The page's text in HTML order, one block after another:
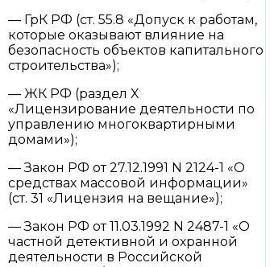
— ГрК РФ (ст. 55.8 «Допуск к работам,
которые оказывают влияние на
безопасность объектов капитального
строительства»);
— ЖК РФ (раздел X
«Лицензирование деятельности по
управлению многоквартирными
домами»);
— Закон РФ от 27.12.1991 N 2124-1 «О
средствах массовой информации»
(ст. 31 «Лицензия на вещание»);
— Закон РФ от 11.03.1992 N 2487-1 «О
частной детективной и охранной
деятельности в Российской